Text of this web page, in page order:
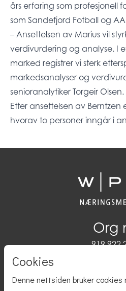
års erfaring som profesjonell
som Sandefjord Fotball og
– Ansettelsen av Marius vil
verdivurdering og analyse. I
marked registrer vi sterk
markedsanalyser og
senioranalytiker Torgeir Olsen.
Etter ansettelsen av
hvorav to personer inngår i
Org
919 922